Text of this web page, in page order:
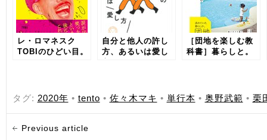
レ・ロマネスク
TOBIのひどい目。
自分と他人の許し
方、あるいは愛し
［団地を楽しむ教
科書］暮らしと。
タグ: 2020年 • tento • 佐々木マキ • 単行本 • 奥野武範 • 栗
Previous article